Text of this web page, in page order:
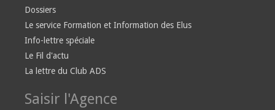
Dossiers
Le service Formation et Information des Elus
Info-lettre spéciale
Le Fil d'actu
La lettre du Club ADS
Saisir l'Agence